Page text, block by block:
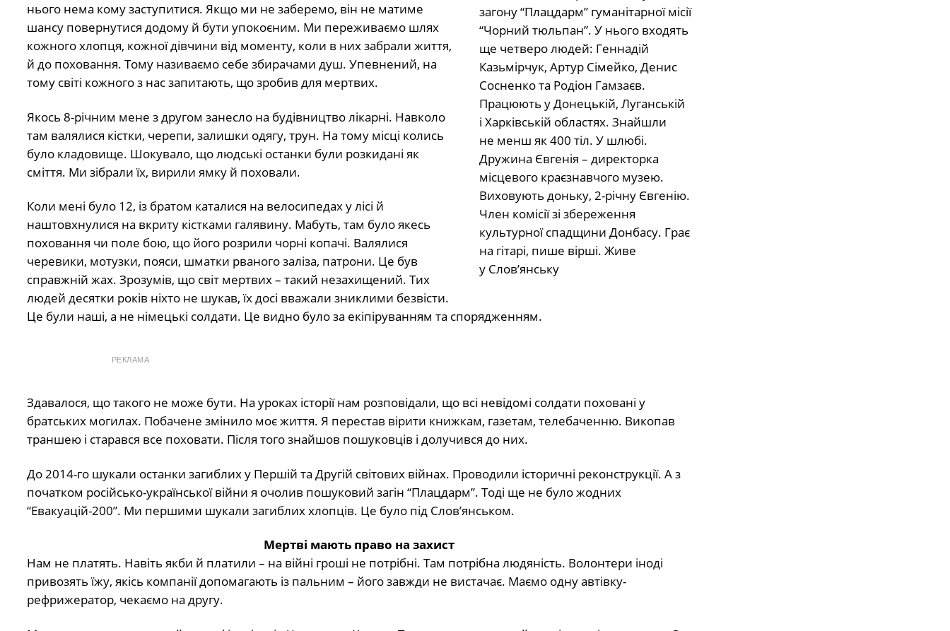
нього нема кому заступитися. Якщо ми не заберемо, він не матиме
шансу повернутися додому й бути упокоєним. Ми переживаємо шлях
кожного хлопця, кожної дівчини від моменту, коли в них забрали життя,
й до поховання. Тому називаємо себе збирачами душ. Упевнений, на
тому світі кожного з нас запитають, що зробив для мертвих.
Якось 8-річним мене з другом занесло на будівництво лікарні. Навколо
там валялися кістки, черепи, залишки одягу, трун. На тому місці колись
було кладовище. Шокувало, що людські останки були розкидані як
сміття. Ми зібрали їх, вирили ямку й поховали.
Коли мені було 12, із братом каталися на велосипедах у лісі й
наштовхнулися на вкриту кістками галявину. Мабуть, там було якесь
поховання чи поле бою, що його розрили чорні копачі. Валялися
черевики, мотузки, пояси, шматки рваного заліза, патрони. Це був
справжній жах. Зрозумів, що світ мертвих – такий незахищений. Тих
людей десятки років ніхто не шукав, їх досі вважали зниклими безвісти.
Це були наші, а не німецькі солдати. Це видно було за екіпіруванням та спорядженням.
РЕКЛАМА
Здавалося, що такого не може бути. На уроках історії нам розповідали, що всі невідомі солдати поховані у
братських могилах. Побачене змінило моє життя. Я перестав вірити книжкам, газетам, телебаченню. Викопав
траншею і старався все поховати. Після того знайшов пошуковців і долучився до них.
До 2014-го шукали останки загиблих у Першій та Другій світових війнах. Проводили історичні реконструкції. А з
початком російсько-української війни я очолив пошуковий загін “Плацдарм”. Тоді ще не було жодних
“Евакуацій-200”. Ми першими шукали загиблих хлопців. Це було під Слов’янськом.
Мертві мають право на захист
Нам не платять. Навіть якби й платили – на війні гроші не потрібні. Там потрібна людяність. Волонтери іноді
привозять їжу, якісь компанії допомагають із пальним – його завжди не вистачає. Маємо одну автівку-
рефрижератор, чекаємо на другу.